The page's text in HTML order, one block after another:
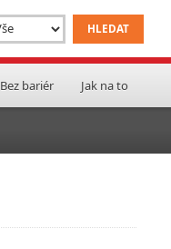
Bez bariér Jak na to